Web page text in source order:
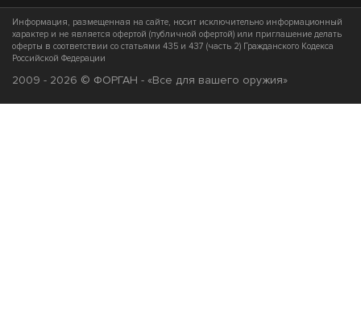
Информация, размещенная на сайте, носит исключительно информационный
характер и не является офертой (публичной офертой) или приглашение делать
оферты в соответствии со статьями 435 и 437 (часть 2) Гражданского Кодекса
Российской Федерации
2009 - 2026 © ФОРГАН - «Все для вашего оружия»